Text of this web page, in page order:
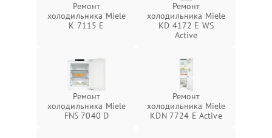
Ремонт
холодильника Miele
K 7115 E
Ремонт
холодильника Miele
KD 4172 E WS
Active
Ремонт
холодильника Miele
FNS 7040 D
Ремонт
холодильника Miele
KDN 7724 E Active